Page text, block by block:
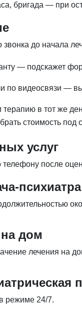
бригада — при
до начала
— подскажет
по видеосвязи —
терапию в тот же
стоимость под
услуг
после
психиатра
дом
лечения на
режиме 24/7.